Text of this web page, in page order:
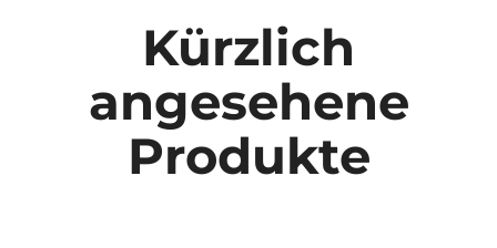
Kürzlich
angesehene
Produkte